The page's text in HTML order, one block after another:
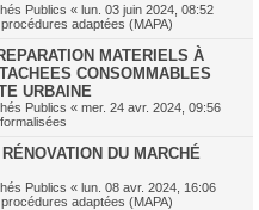
Publics « lun. 03 juin 2024, 08:52
adaptées (MAPA)
MATERIELS À
CONSOMMABLES
URBAINE
Publics « mer. 24 avr. 2024, 09:56
DU MARCHÉ
Publics « lun. 08 avr. 2024, 16:06
adaptées (MAPA)